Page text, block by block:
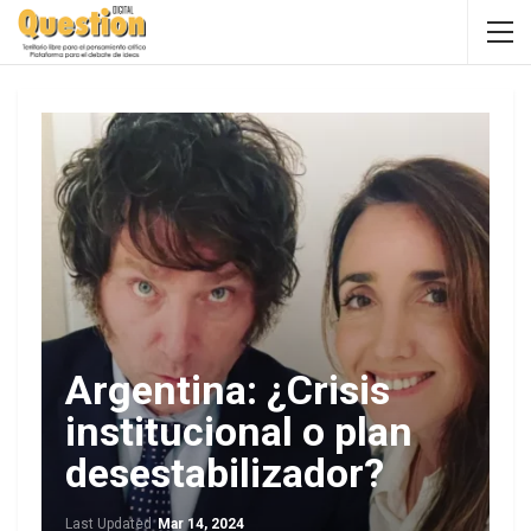
Argentina: ¿Crisis
institucional o plan
desestabilizador?
Last Updated Mar 14, 2024